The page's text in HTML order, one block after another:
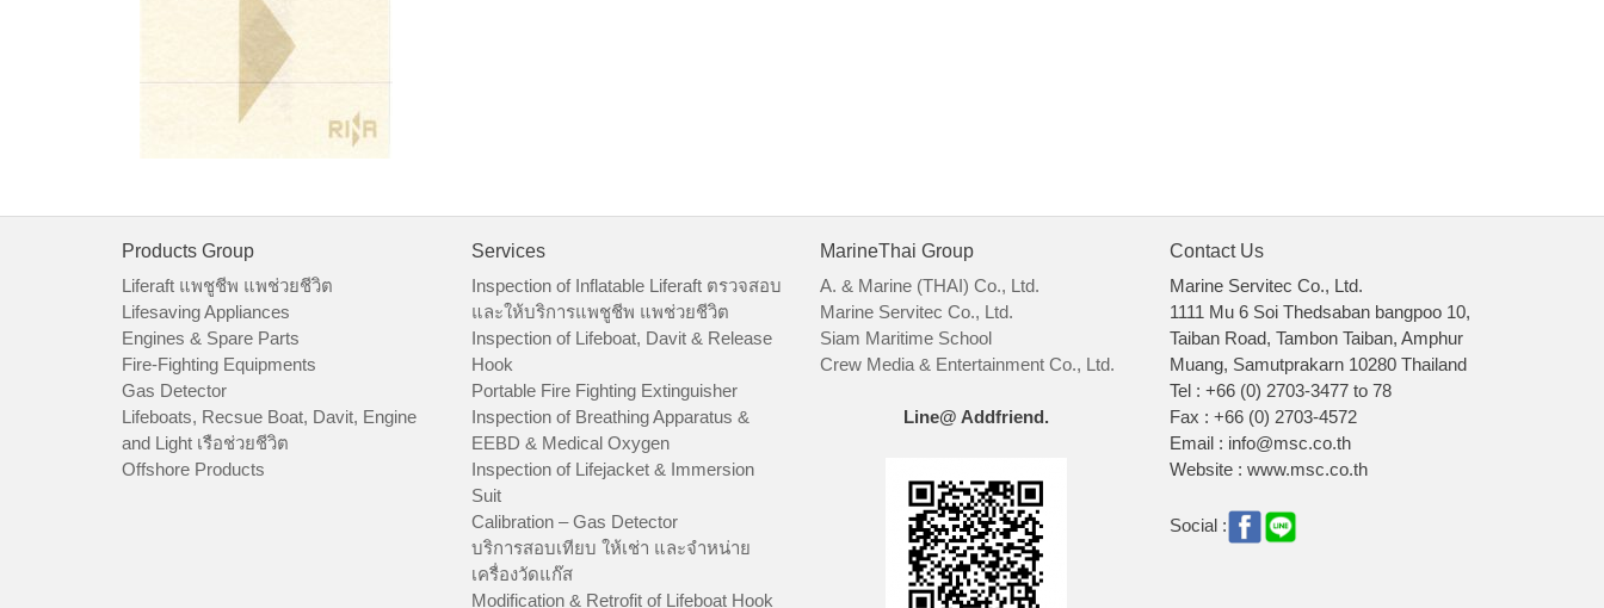
Products Group
Liferaft แพชูชีพ แพช่วยชีวิต
Lifesaving Appliances
Engines & Spare Parts
Fire-Fighting Equipments
Gas Detector
Lifeboats, Recsue Boat, Davit, Engine
and Light เรือช่วยชีวิต
Offshore Products
Services
Inspection of Inflatable Liferaft ตรวจสอบ
และให้บริการแพชูชีพ แพช่วยชีวิต
Inspection of Lifeboat, Davit & Release
Hook
Portable Fire Fighting Extinguisher
Inspection of Breathing Apparatus &
EEBD & Medical Oxygen
Inspection of Lifejacket & Immersion
Suit
Calibration – Gas Detector
บริการสอบเทียบ ให้เช่า และจำหน่าย
เครื่องวัดแก๊ส
Modification & Retrofit of Lifeboat Hook
MarineThai Group
A. & Marine (THAI) Co., Ltd.
Marine Servitec Co., Ltd.
Siam Maritime School
Crew Media & Entertainment Co., Ltd.
Line@ Addfriend.
Contact Us
Marine Servitec Co., Ltd.
1111 Mu 6 Soi Thedsaban bangpoo 10,
Taiban Road, Tambon Taiban, Amphur
Muang, Samutprakarn 10280 Thailand
Tel : +66 (0) 2703-3477 to 78
Fax : +66 (0) 2703-4572
Email : info@msc.co.th
Website : www.msc.co.th
Social :